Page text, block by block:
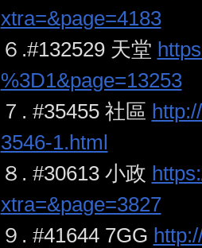
xtra=&page=4183
６.#132529 天堂
%3D1&page=13253
７. #35455 社區
3546-1.html
８. #30613 小政
xtra=&page=3827
９. #41644 7GG